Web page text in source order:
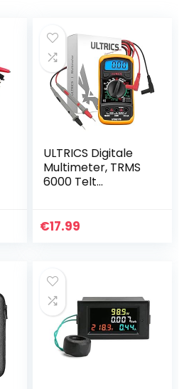
ULTRICS Digitale
Multimeter, TRMS
6000 Telt
Bereik
DC…
€17.99